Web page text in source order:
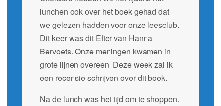
lunchen ook over het boek gehad dat
we gelezen hadden voor onze leesclub.
Dit keer was dit Efter van Hanna
Bervoets. Onze meningen kwamen in
grote lijnen overeen. Deze week zal ik
een recensie schrijven over dit boek.
Na de lunch was het tijd om te shoppen.